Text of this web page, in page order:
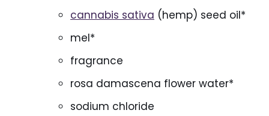
cannabis sativa (hemp) seed oil*
mel*
fragrance
rosa damascena flower water*
sodium chloride